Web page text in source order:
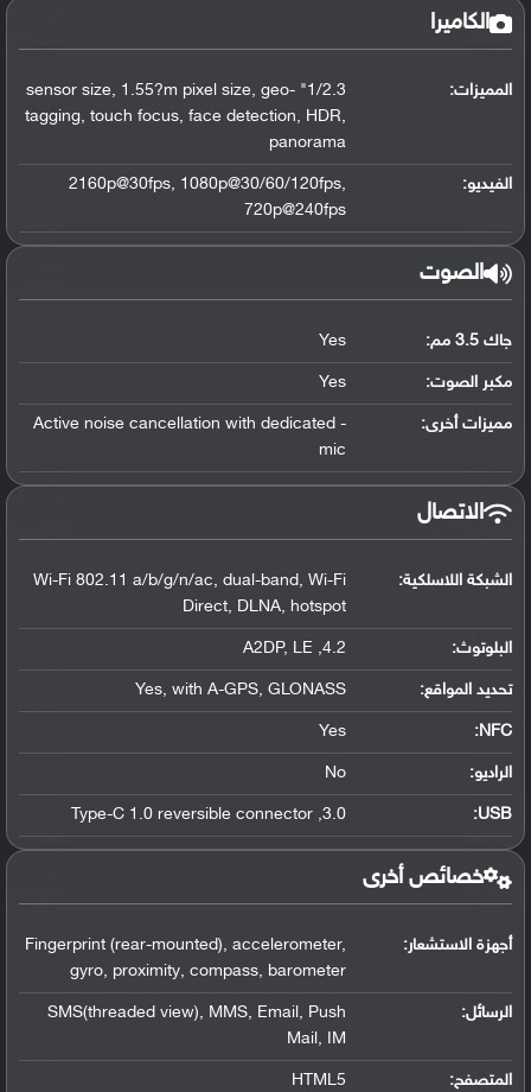
الكاميرا
المميزات:
1/2.3" sensor size, 1.55?m pixel size, geo-
tagging, touch focus, face detection, HDR,
panorama
الفيديو:
2160p@30fps, 1080p@30/60/120fps,
720p@240fps
الصوت
جاك 3.5 مم: Yes
مكبر الصوت: Yes
مميزات أخرى:
- Active noise cancellation with dedicated
mic
الاتصال
الشبكة اللاسلكية:
Wi-Fi 802.11 a/b/g/n/ac, dual-band, Wi-Fi
Direct, DLNA, hotspot
البلوتوث:
4.2, A2DP, LE
تحديد المواقع:
Yes, with A-GPS, GLONASS
NFC
:
Yes
الراديو: No
USB
:
3.0, Type-C 1.0 reversible connector
خصائص أخرى
أجهزة الاستشعار:
Fingerprint (rear-mounted), accelerometer,
gyro, proximity, compass, barometer
الرسائل:
SMS(threaded view), MMS, Email, Push
Mail, IM
المتصفح: HTML5